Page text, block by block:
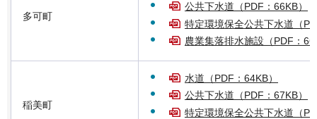
多可町
公共下水道（PDF：66KB）
特定環境保全公共下水道（
農業集落排水施設（PDF：
稲美町
水道（PDF：64KB）
公共下水道（PDF：67KB）
特定環境保全公共下水道（